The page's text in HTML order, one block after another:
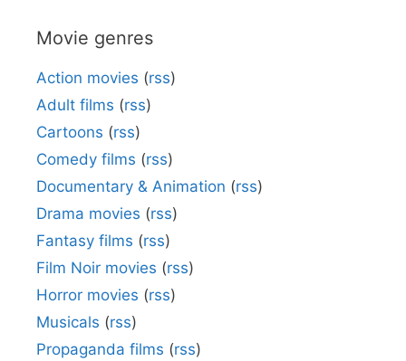
Movie genres
Action movies (rss)
Adult films (rss)
Cartoons (rss)
Comedy films (rss)
Documentary & Animation (rss)
Drama movies (rss)
Fantasy films (rss)
Film Noir movies (rss)
Horror movies (rss)
Musicals (rss)
Propaganda films (rss)